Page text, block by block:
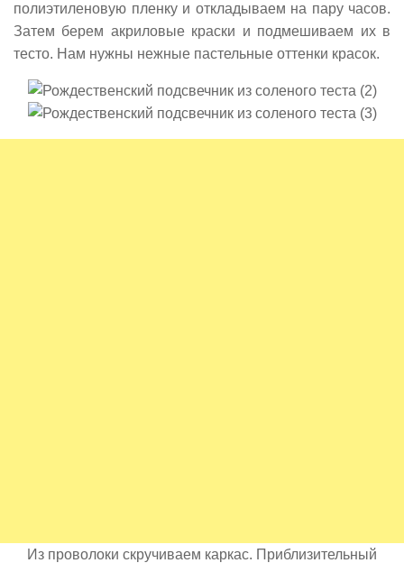
полиэтиленовую пленку и откладываем на пару часов.
Затем берем акриловые краски и подмешиваем их в
тесто. Нам нужны нежные пастельные оттенки красок.
Из проволоки скручиваем каркас. Приблизительный